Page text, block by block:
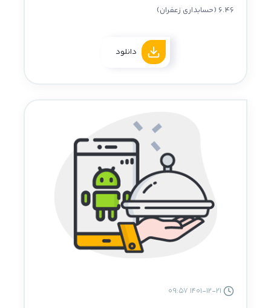
6.46 (حسابداری زعفران)
دانلود